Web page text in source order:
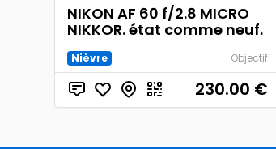
NIKON AF 60 f/2.8 MICRO
NIKKOR. état comme neuf.
Nièvre Objectif
230.00 €